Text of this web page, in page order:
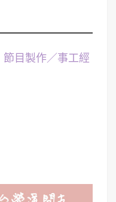
目製作／事工經